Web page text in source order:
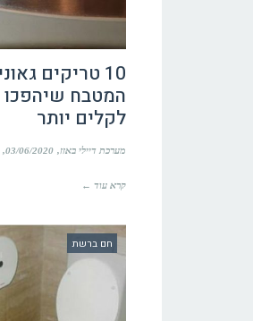
10 טריקים
המטבח
לקלים יותר
מערכת דיילי באזז 03/06/2020
קרא עוד ←
חם ברשת